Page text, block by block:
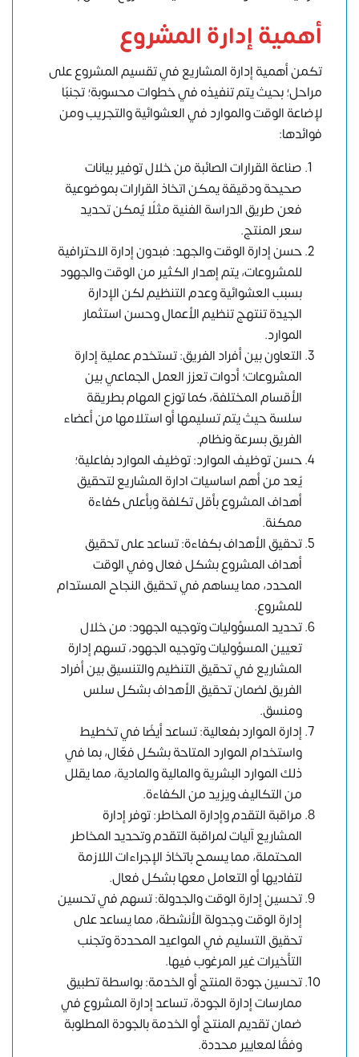
أهمية إدارة المشروع
تكمن أهمية إدارة المشاريع في تقسيم المشروع على
مراحل؛ بحيث يتم تنفيذه في خطوات محسوبة؛ تجنبًا
لإضاعة الوقت والموارد في العشوائية والتجريب ومن
فوائدها:
صناعة القرارات الصائبة من خلال توفير بيانات
صحيحة ودقيقة يمكن اتخاذ القرارات بموضوعية
فعن طريق الدراسة الفنية مثلًا يُمكن تحديد
سعر المنتج.
حسن إدارة الوقت والجهد: فبدون إدارة الاحترافية
للمشروعات، يتم إهدار الكثير من الوقت والجهود
بسبب العشوائية وعدم التنظيم لكن الإدارة
الجيدة تنتهج تنظيم الأعمال وحسن استثمار
الموارد.
التعاون بين أفراد الفريق: تستخدم عملية إدارة
المشروعات؛ أدوات تعزز العمل الجماعي بين
الأقسام المختلفة، كما توزع المهام بطريقة
سلسة حيث يتم تسليمها أو استلامها من أعضاء
الفريق بسرعة ونظام.
حسن توظيف الموارد: توظيف الموارد بفاعلية؛
يُعد من أهم اساسيات ادارة المشاريع لتحقيق
أهداف المشروع بأقل تكلفة وبأعلى كفاءة
ممكنة.
تحقيق الأهداف بكفاءة: تساعد على تحقيق
أهداف المشروع بشكل فعال وفي الوقت
المحدد، مما يساهم في تحقيق النجاح المستدام
للمشروع.
تحديد المسؤوليات وتوجيه الجهود: من خلال
تعيين المسؤوليات وتوجيه الجهود، تسهم إدارة
المشاريع في تحقيق التنظيم والتنسيق بين أفراد
الفريق لضمان تحقيق الأهداف بشكل سلس
ومنسق.
إدارة الموارد بفعالية: تساعد أيضًا في تخطيط
واستخدام الموارد المتاحة بشكل فعّال، بما في
ذلك الموارد البشرية والمالية والمادية، مما يقلل
من التكاليف ويزيد من الكفاءة.
مراقبة التقدم وإدارة المخاطر: توفر إدارة
المشاريع آليات لمراقبة التقدم وتحديد المخاطر
المحتملة، مما يسمح باتخاذ الإجراءات اللازمة
لتفاديها أو التعامل معها بشكل فعال.
تحسين إدارة الوقت والجدولة: تسهم في تحسين
إدارة الوقت وجدولة الأنشطة، مما يساعد على
تحقيق التسليم في المواعيد المحددة وتجنب
التأخيرات غير المرغوب فيها.
تحسين جودة المنتج أو الخدمة: بواسطة تطبيق
ممارسات إدارة الجودة، تساعد إدارة المشروع في
ضمان تقديم المنتج أو الخدمة بالجودة المطلوبة
وفقًا لمعايير محددة.